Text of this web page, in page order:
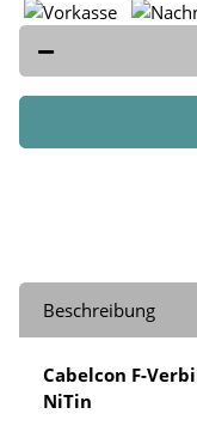
Beschreibung
Cabelcon F-
NiTin